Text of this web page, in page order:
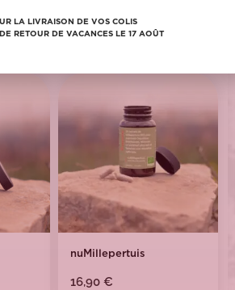
nuMillepertuis
16,90 €
LA LIVRAISON DE VOS COLIS
RETOUR DE VACANCES LE 17 AOÛT